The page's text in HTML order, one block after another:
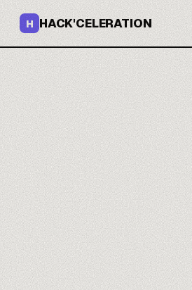
H HACK'CELERATION
Des
convertissent.